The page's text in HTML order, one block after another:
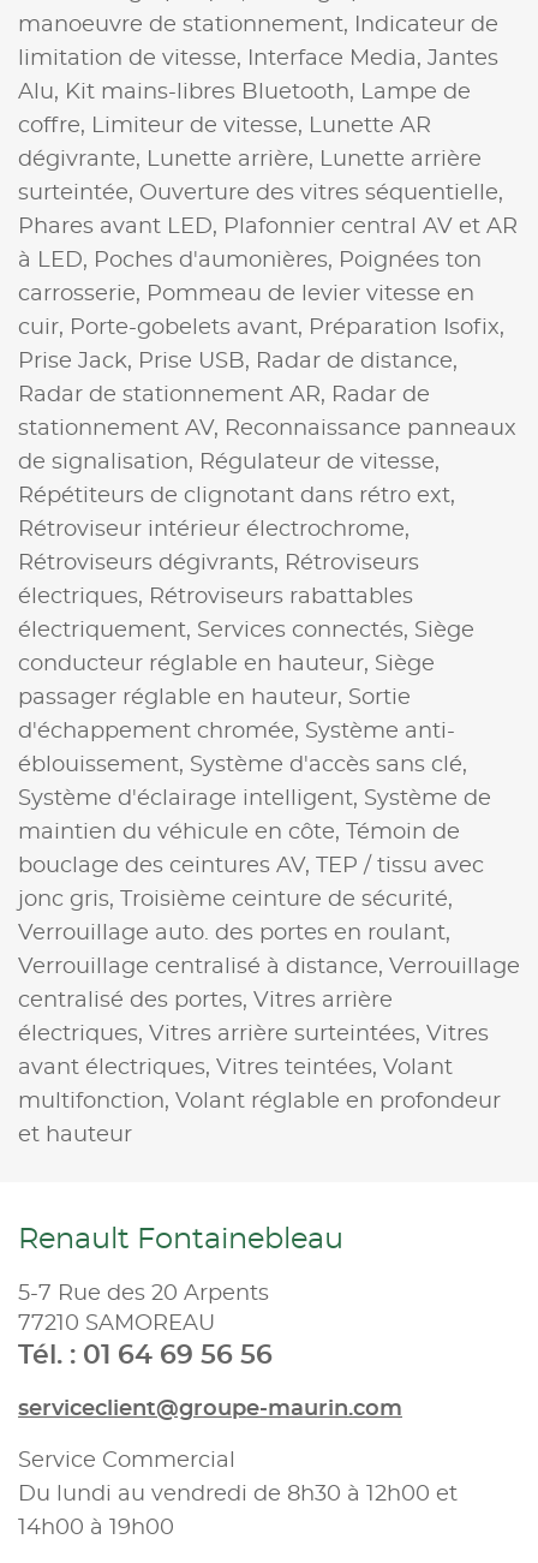
manoeuvre de stationnement,
Indicateur de
limitation de vitesse,
Interface Media, Jantes
Alu, Kit mains-libres Bluetooth,
Lampe de
coffre,
Limiteur de vitesse,
Lunette AR
dégivrante,
Lunette arrière,
Lunette arrière
surteintée, Ouverture des vitres séquentielle,
Phares avant LED, Plafonnier central AV et AR
à LED, Poches d'aumonières, Poignées ton
carrosserie, Pommeau de levier vitesse en
cuir, Porte-gobelets avant, Préparation Isofix,
Prise Jack, Prise USB, Radar de distance,
Radar de stationnement AR, Radar de
stationnement AV, Reconnaissance panneaux
de signalisation, Régulateur de vitesse,
Répétiteurs de clignotant dans rétro ext,
Rétroviseur intérieur électrochrome,
Rétroviseurs dégivrants, Rétroviseurs
électriques, Rétroviseurs rabattables
électriquement, Services connectés, Siège
conducteur réglable en hauteur, Siège
passager réglable en hauteur, Sortie
d'échappement chromée, Système anti-
éblouissement, Système d'accès sans clé,
Système d'éclairage intelligent, Système de
maintien du véhicule en côte,
Témoin de
bouclage des ceintures AV,
TEP / tissu avec
jonc gris,
Troisième ceinture de sécurité,
Verrouillage auto. des portes en roulant,
Verrouillage centralisé à distance, Verrouillage
centralisé des portes, Vitres arrière
électriques, Vitres arrière surteintées, Vitres
avant électriques, Vitres teintées, Volant
multifonction, Volant réglable en profondeur
et hauteur
Renault Fontainebleau
5-7 Rue des 20 Arpents
77210 SAMOREAU
Tél. : 01 64 69 56 56
serviceclient@groupe-maurin.com
Service Commercial
Du lundi au vendredi de 8h30 à 12h00 et
14h00 à 19h00